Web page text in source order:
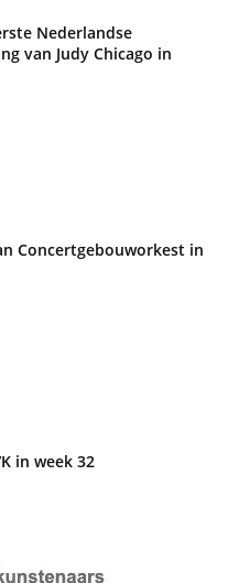
Nederlandse
van Judy Chicago in
Concertgebouworkest in
in week 32